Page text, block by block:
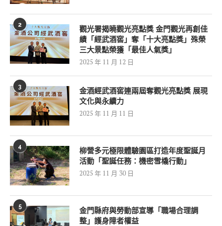
2
觀光署揭曉觀光亮點獎 金門觀光再創佳
績「經武酒窖」奪「十大亮點獎」殊榮
三大景點榮獲「最佳人氣獎」
2025 年 11 月 12 日
3
金酒經武酒窖連兩屆奪觀光亮點獎 展現
文化與永續力
2025 年 11 月 11 日
4
柳營多元極限體驗園區打造年度聖誕月
活動「聖誕任務：機密雪橇行動」
2025 年 11 月 30 日
5
金門縣府與勞動部宣導「職場合理調
整」護身障者權益